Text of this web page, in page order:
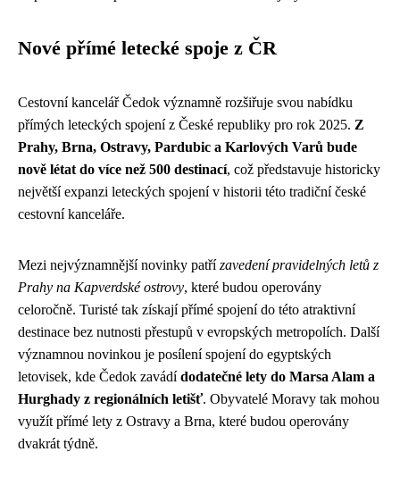
Nové přímé letecké spoje z ČR
Cestovní kancelář Čedok významně rozšiřuje svou nabídku
přímých leteckých spojení z České republiky pro rok 2025. Z
Prahy, Brna, Ostravy, Pardubic a Karlových Varů bude
nově létat do více než 500 destinací, což představuje historicky
největší expanzi leteckých spojení v historii této tradiční české
cestovní kanceláře.
Mezi nejvýznamnější novinky patřízavedení pravidelných letů z
Prahy na Kapverdské ostrovy, které budou operovány
celoročně. Turisté tak získají přímé spojení do této atraktivní
destinace bez nutnosti přestupů v evropských metropolích. Další
významnou novinkou je posílení spojení do egyptských
letovisek, kde Čedok zavádídodatečné lety do Marsa Alam a
Hurghady z regionálních letišť. Obyvatelé Moravy tak mohou
využít přímé lety z Ostravy a Brna, které budou operovány
dvakrát týdně.